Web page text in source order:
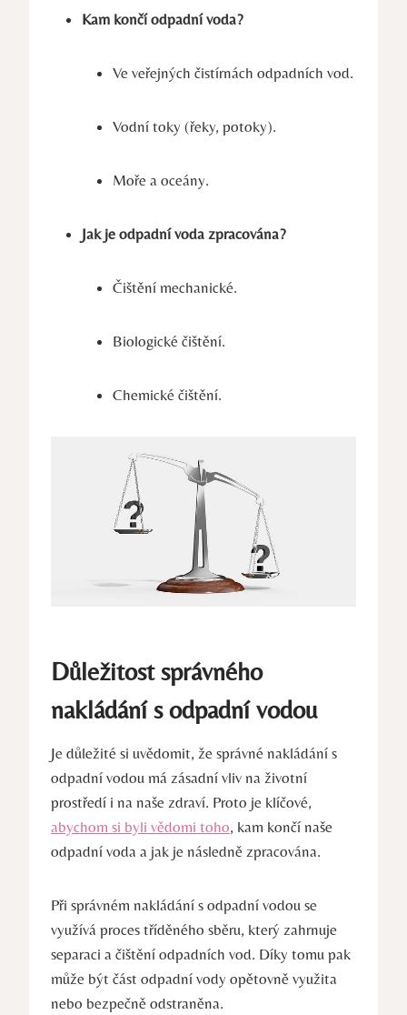
Kam končí odpadní voda?
Ve veřejných čistírnách odpadních vod.
Vodní toky (řeky, potoky).
Moře a oceány.
Jak je odpadní voda zpracována?
Čištění mechanické.
Biologické čištění.
Chemické čištění.
Důležitost správného
nakládání s odpadní vodou
Je důležité si uvědomit, že správné nakládání s
odpadní vodou má zásadní vliv na životní
prostředí i na naše zdraví. Proto je klíčové,
abychom si byli vědomi toho, kam končí naše
odpadní voda a jak je následně zpracována.
Při správném nakládání s odpadní vodou se
využívá proces tříděného sběru, který zahrnuje
separaci a čištění odpadních vod. Díky tomu pak
může být část odpadní vody opětovně využita
nebo bezpečně odstraněna.